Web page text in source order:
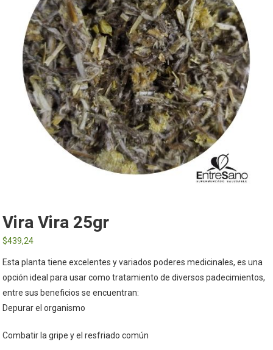
Vira Vira 25gr
$439,24
Esta planta tiene excelentes y variados poderes medicinales, es una
opción ideal para usar como tratamiento de diversos padecimientos,
entre sus beneficios se encuentran:
Depurar el organismo
Combatir la gripe y el resfriado común